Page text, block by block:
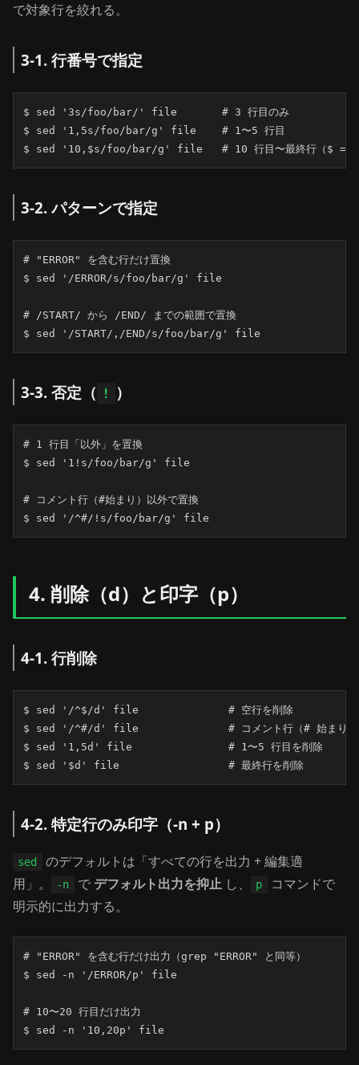
で対象行を絞れる。
3-1. 行番号で指定
$ sed '3s/foo/bar/' file       # 3 行目のみ
$ sed '1,5s/foo/bar/g' file    # 1〜5 行目
$ sed '10,$s/foo/bar/g' file   # 10 行目〜最終行（$ =
3-2. パターンで指定
# "ERROR" を含む行だけ置換
$ sed '/ERROR/s/foo/bar/g' file
# /START/ から /END/ までの範囲で置換
$ sed '/START/,/END/s/foo/bar/g' file
3-3. 否定（ ! ）
# 1 行目「以外」を置換
$ sed '1!s/foo/bar/g' file
# コメント行（#始まり）以外で置換
$ sed '/^#/!s/foo/bar/g' file
4. 削除（d）と印字（p）
4-1. 行削除
$ sed '/^$/d' file              # 空行を削除
$ sed '/^#/d' file              # コメント行（# 始まり）
$ sed '1,5d' file               # 1〜5 行目を削除
$ sed '$d' file                 # 最終行を削除
4-2. 特定行のみ印字（-n + p）
sed
のデフォルトは「すべての行を出力 + 編集適
用」。
-n で デフォルト出力を抑止し、 p
コマンドで
明示的に出力する。
# "ERROR" を含む行だけ出力（grep "ERROR" と同等）
$ sed -n '/ERROR/p' file
# 10〜20 行目だけ出力
$ sed -n '10,20p' file